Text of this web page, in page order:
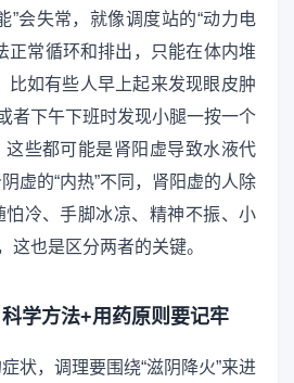
”会失常，就像调度站的“动力电
正常循环和排出，只能在体内堆
比如有些人早上起来发现眼皮肿
者下午下班时发现小腿一按一个
些都可能是肾阳虚导致水液代
虚的“内热”不同，肾阳虚的人除
怕冷、手脚冰凉、精神不振、小
这也是区分两者的关键。
学方法+用药原则要记牢
状，调理要围绕“滋阴降火”来进